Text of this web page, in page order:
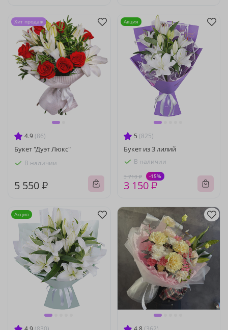
4.9 (86)
Букет "Дуэт Люкс"
В наличии
5 550 ₽
Хит продаж
5 (825)
Букет из 3 лилий
В наличии
3 710 ₽ -15%
3 150 ₽
Акция
Акция